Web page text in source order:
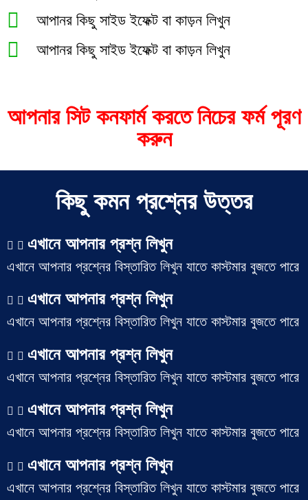
আপানর কিছু সাইড ইফেক্ট বা কাড়ন লিখুন
আপানর কিছু সাইড ইফেক্ট বা কাড়ন লিখুন
আপনার সিট কনফার্ম করতে নিচের ফর্ম পূরণ
করুন
কিছু কমন প্রশ্নের উত্তর
এখানে আপনার প্রশ্ন লিখুন
এখানে আপনার প্রশ্নের বিস্তারিত লিখুন যাতে কাস্টমার বুজতে পারে
এখানে আপনার প্রশ্ন লিখুন
এখানে আপনার প্রশ্নের বিস্তারিত লিখুন যাতে কাস্টমার বুজতে পারে
এখানে আপনার প্রশ্ন লিখুন
এখানে আপনার প্রশ্নের বিস্তারিত লিখুন যাতে কাস্টমার বুজতে পারে
এখানে আপনার প্রশ্ন লিখুন
এখানে আপনার প্রশ্নের বিস্তারিত লিখুন যাতে কাস্টমার বুজতে পারে
এখানে আপনার প্রশ্ন লিখুন
এখানে আপনার প্রশ্নের বিস্তারিত লিখুন যাতে কাস্টমার বুজতে পারে